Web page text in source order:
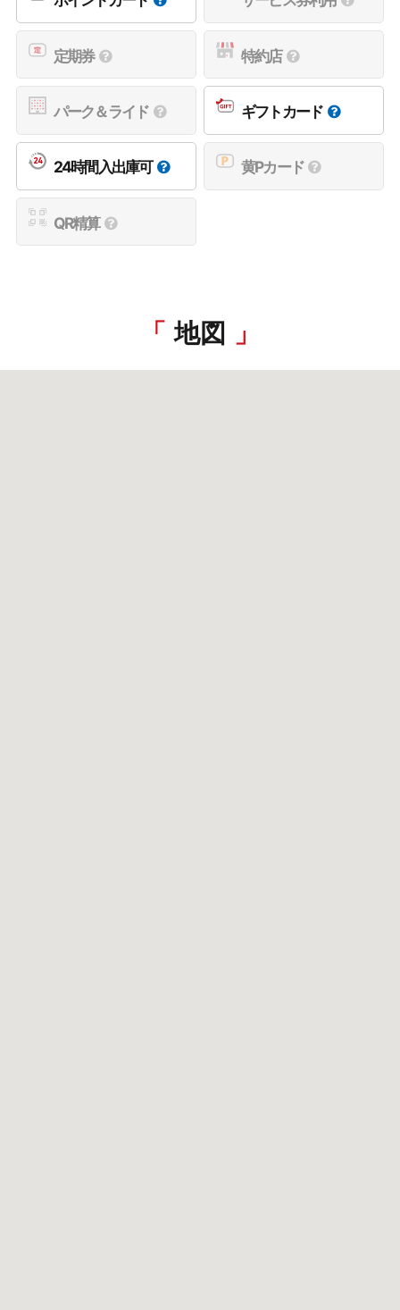
定期券 特約店
パーク＆ライド ギフトカード
24時間入出庫可 黄Pカード
QR精算
地図